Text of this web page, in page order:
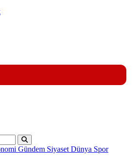
Gündem SiyasetDünya Spor